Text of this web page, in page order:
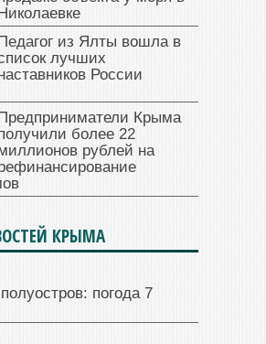
из Ялты вошла в
лучших
России
Крыма
более 22
рублей на
КРЫМА
погода 7